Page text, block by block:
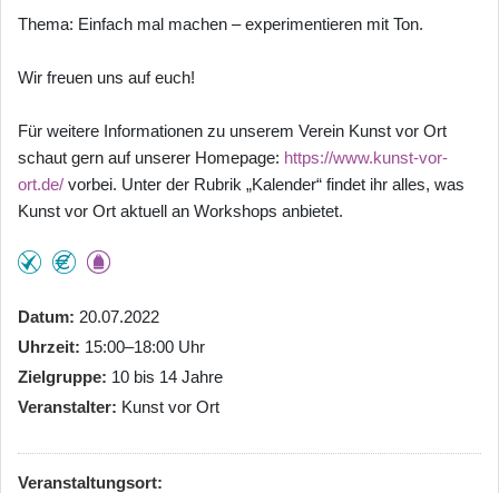
Thema: Einfach mal machen – experimentieren mit Ton.
Wir freuen uns auf euch!
Für weitere Informationen zu unserem Verein Kunst vor Ort
schaut gern auf unserer Homepage: https://www.kunst-vor-
ort.de/ vorbei. Unter der Rubrik „Kalender“ findet ihr alles, was
Kunst vor Ort aktuell an Workshops anbietet.
Datum 20.07.2022
Uhrzeit 15:00–18:00 Uhr
Zielgruppe 10 bis 14 Jahre
Veranstalter Kunst vor Ort
Veranstaltungsort: